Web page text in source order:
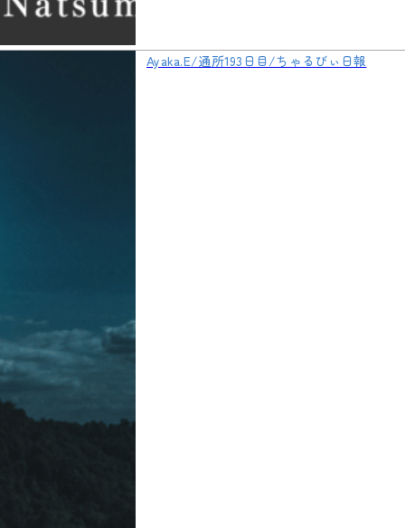
Ayaka.E/通所193日目/ちゃるびぃ日報